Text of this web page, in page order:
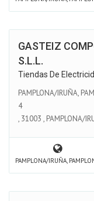
GASTEIZ
S.L.L.
Tiendas De
PAMPLONA/IRUÑA,
4
, 31003 , PAMPLONA/
PAMPLONA/IRUÑA,